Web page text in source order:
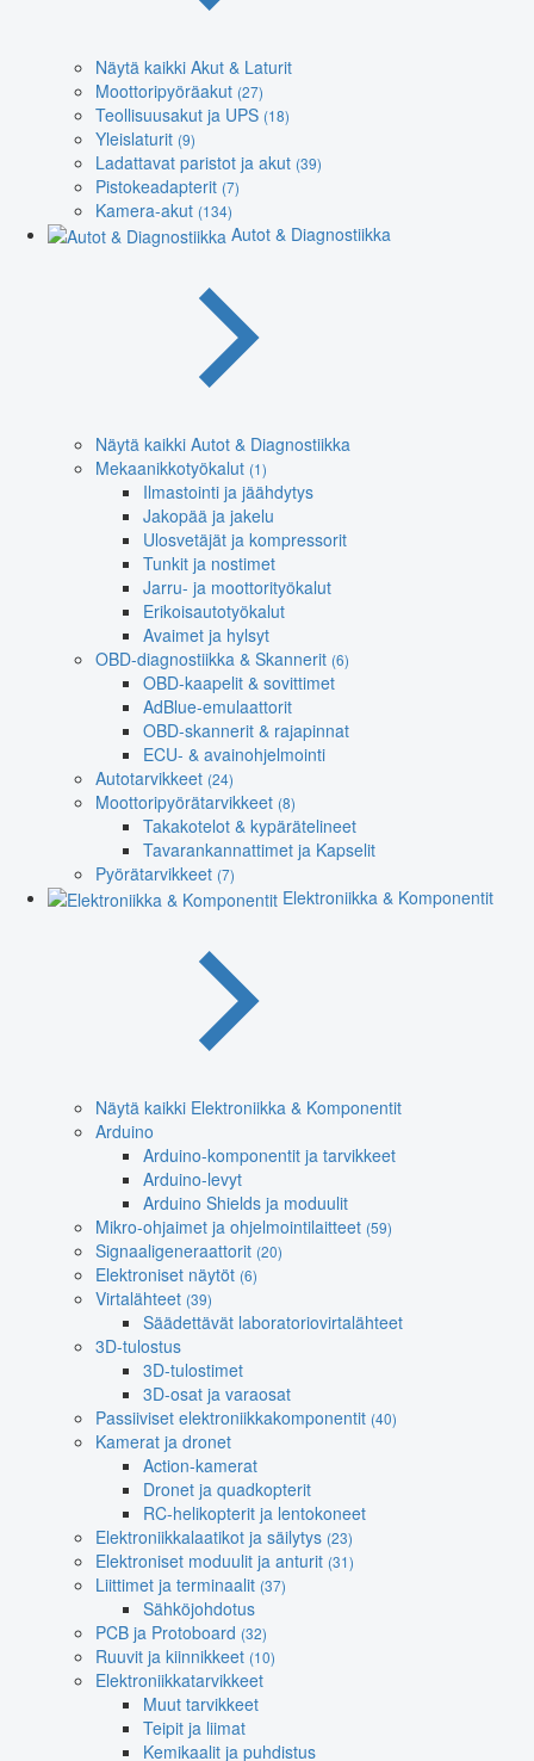
Näytä kaikki Akut & Laturit
Moottoripyöräakut (27)
Teollisuusakut ja UPS (18)
Yleislaturit (9)
Ladattavat paristot ja akut (39)
Pistokeadapterit (7)
Kamera-akut (134)
Autot & Diagnostiikka
Näytä kaikki Autot & Diagnostiikka
Mekaanikkotyökalut (1)
Ilmastointi ja jäähdytys
Jakopää ja jakelu
Ulosvetäjät ja kompressorit
Tunkit ja nostimet
Jarru- ja moottorityökalut
Erikoisautotyökalut
Avaimet ja hylsyt
OBD-diagnostiikka & Skannerit (6)
OBD-kaapelit & sovittimet
AdBlue-emulaattorit
OBD-skannerit & rajapinnat
ECU- & avainohjelmointi
Autotarvikkeet (24)
Moottoripyörätarvikkeet (8)
Takakotelot & kypärätelineet
Tavarankannattimet ja Kapselit
Pyörätarvikkeet (7)
Elektroniikka & Komponentit
Näytä kaikki Elektroniikka & Komponentit
Arduino
Arduino-komponentit ja tarvikkeet
Arduino-levyt
Arduino Shields ja moduulit
Mikro-ohjaimet ja ohjelmointilaitteet (59)
Signaaligeneraattorit (20)
Elektroniset näytöt (6)
Virtalähteet (39)
Säädettävät laboratoriovirtalähteet
3D-tulostus
3D-tulostimet
3D-osat ja varaosat
Passiiviset elektroniikkakomponentit (40)
Kamerat ja dronet
Action-kamerat
Dronet ja quadkopterit
RC-helikopterit ja lentokoneet
Elektroniikkalaatikot ja säilytys (23)
Elektroniset moduulit ja anturit (31)
Liittimet ja terminaalit (37)
Sähköjohdotus
PCB ja Protoboard (32)
Ruuvit ja kiinnikkeet (10)
Elektroniikkatarvikkeet
Muut tarvikkeet
Teipit ja liimat
Kemikaalit ja puhdistus